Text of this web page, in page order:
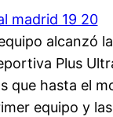
alcanzó
Plus
que hasta el
equipo y